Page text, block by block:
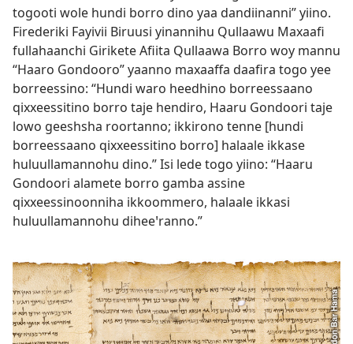
togooti wole hundi borro dino yaa dandiinanni” yiino.
Firederiki Fayivii Biruusi yinannihu Qullaawu Maxaafi
fullahaanchi Girikete Afiita Qullaawa Borro woy mannu
“Haaro Gondooro” yaanno maxaaffa daafira togo yee
borreessino: “Hundi waro heedhino borreessaano
qixxeessitino borro taje hendiro, Haaru Gondoori taje
lowo geeshsha roortanno; ikkirono tenne [hundi
borreessaano qixxeessitino borro] halaale ikkase
huluullamannohu dino.” Isi lede togo yiino: “Haaru
Gondoori alamete borro gamba assine
qixxeessinoonniha ikkoommero, halaale ikkasi
huluullamannohu diheeꞌranno.”